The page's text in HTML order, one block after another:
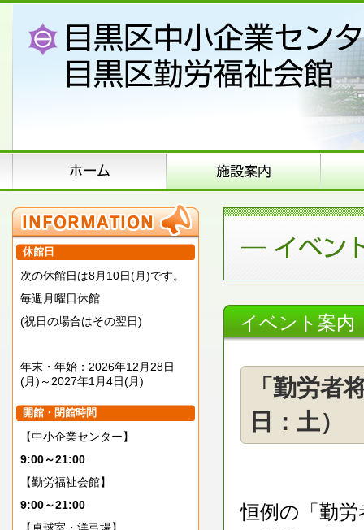
休館日
次の休館日は8月10日(月)です。
毎週月曜日休館
(祝日の場合はその翌日)
年末・年始：2026年12月28日
(月)～2027年1月4日(月)
開館・閉館時間
【中小企業センター】
9:00～21:00
【勤労福祉会館】
9:00～21:00
イベント案内
「勤労者
日：土）
恒例の「勤